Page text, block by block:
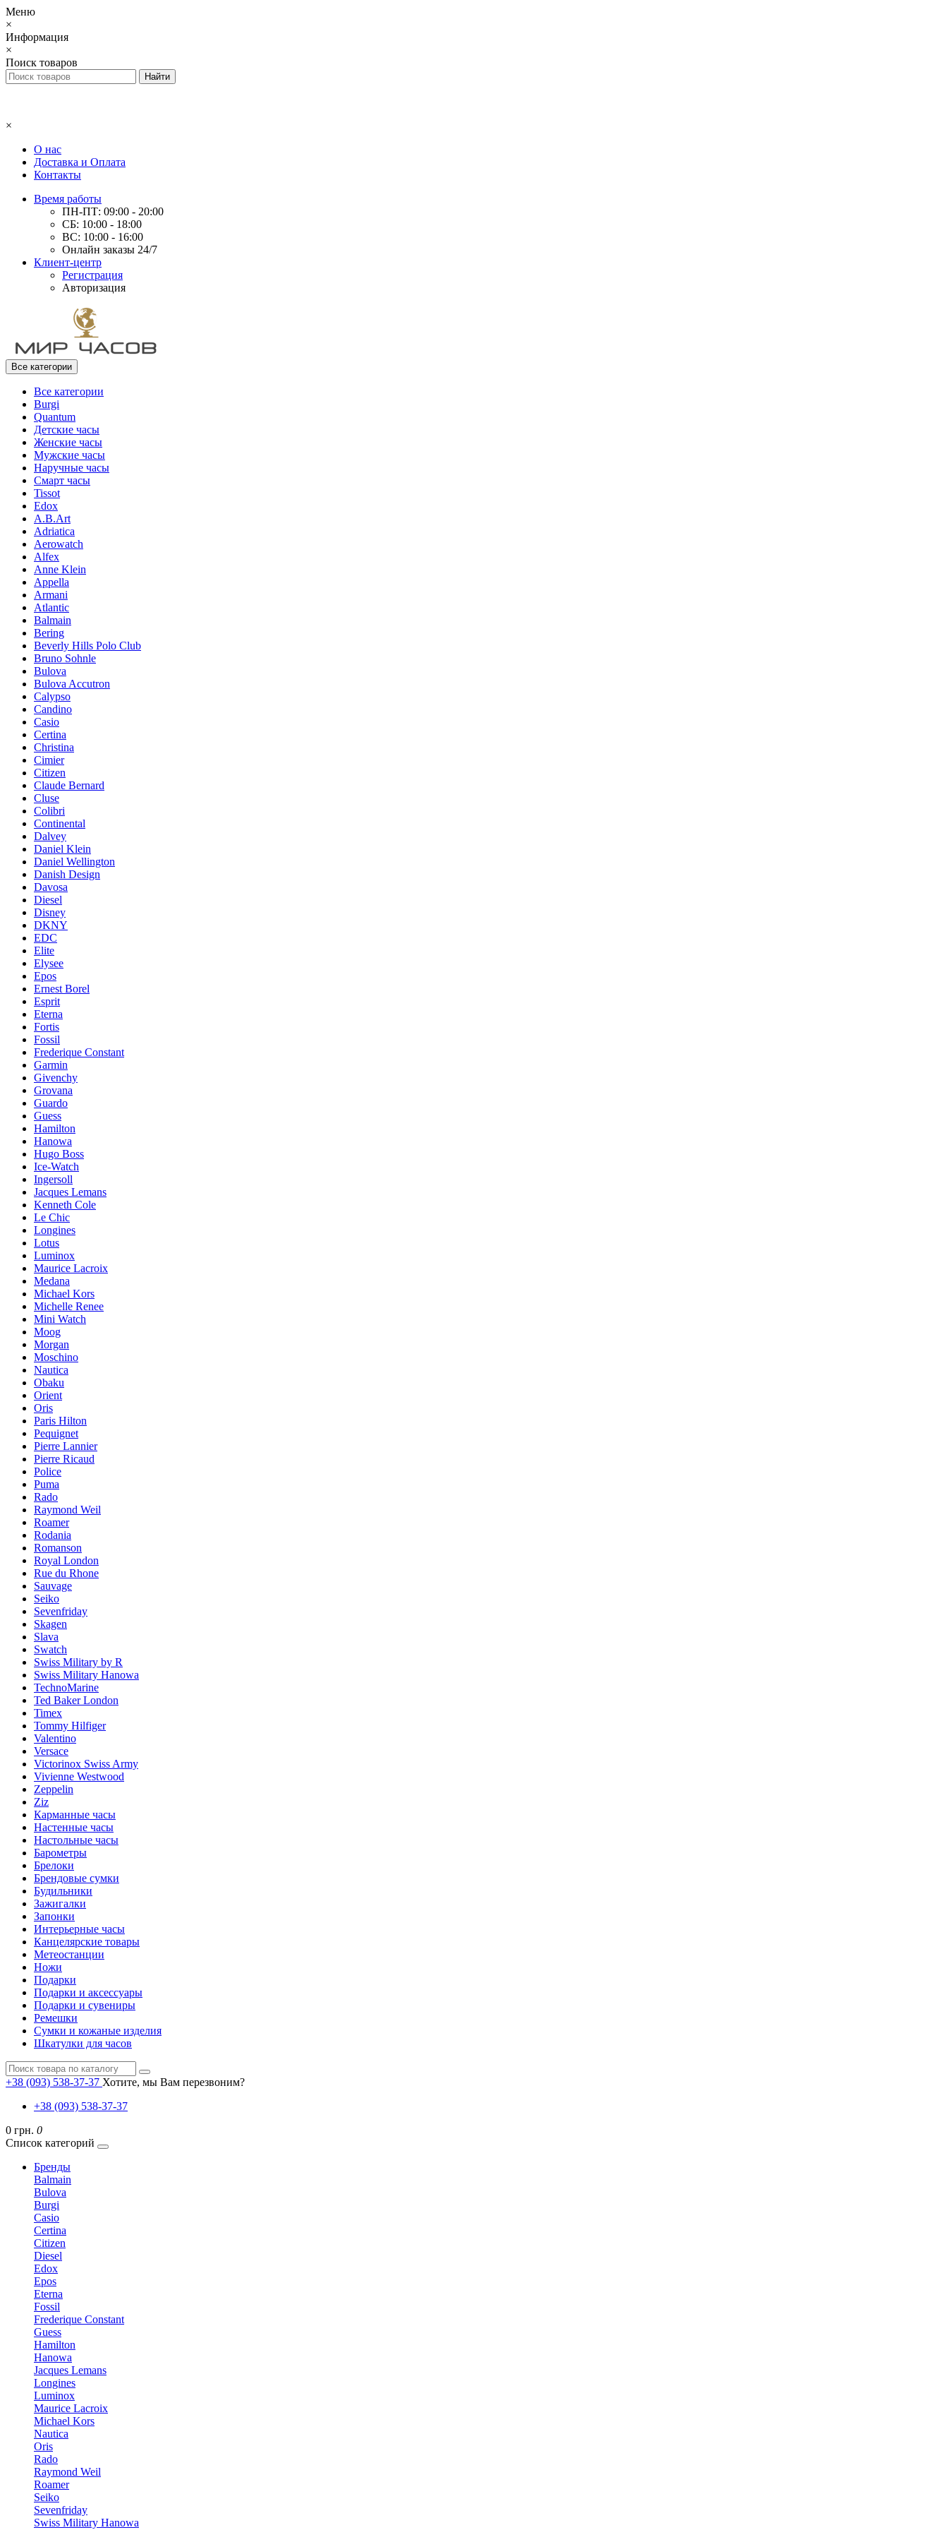
Меню
×
Информация
×
Поиск товаров
×
О нас
Доставка и Оплата
Контакты
Время работы
ПН-ПТ: 09:00 - 20:00
СБ: 10:00 - 18:00
ВС: 10:00 - 16:00
Онлайн заказы 24/7
Клиент-центр
Регистрация
Авторизация
Все категории
Все категории
Burgi
Quantum
Детские часы
Женские часы
Мужские часы
Наручные часы
Смарт часы
Tissot
Edox
A.B.Art
Adriatica
Aerowatch
Alfex
Anne Klein
Appella
Armani
Atlantic
Balmain
Bering
Beverly Hills Polo Club
Bruno Sohnle
Bulova
Bulova Accutron
Calypso
Candino
Casio
Certina
Christina
Cimier
Citizen
Claude Bernard
Cluse
Colibri
Continental
Dalvey
Daniel Klein
Daniel Wellington
Danish Design
Davosa
Diesel
Disney
DKNY
EDC
Elite
Elysee
Epos
Ernest Borel
Esprit
Eterna
Fortis
Fossil
Frederique Constant
Garmin
Givenchy
Grovana
Guardo
Guess
Hamilton
Hanowa
Hugo Boss
Ice-Watch
Ingersoll
Jacques Lemans
Kenneth Cole
Le Chic
Longines
Lotus
Luminox
Maurice Lacroix
Medana
Michael Kors
Michelle Renee
Mini Watch
Moog
Morgan
Moschino
Nautica
Obaku
Orient
Oris
Paris Hilton
Pequignet
Pierre Lannier
Pierre Ricaud
Police
Puma
Rado
Raymond Weil
Roamer
Rodania
Romanson
Royal London
Rue du Rhone
Sauvage
Seiko
Sevenfriday
Skagen
Slava
Swatch
Swiss Military by R
Swiss Military Hanowa
TechnoMarine
Ted Baker London
Timex
Tommy Hilfiger
Valentino
Versace
Victorinox Swiss Army
Vivienne Westwood
Zeppelin
Ziz
Карманные часы
Настенные часы
Настольные часы
Барометры
Брелоки
Брендовые сумки
Будильники
Зажигалки
Запонки
Интерьерные часы
Канцелярские товары
Метеостанции
Ножи
Подарки
Подарки и аксессуары
Подарки и сувениры
Ремешки
Сумки и кожаные изделия
Шкатулки для часов
+38 (093) 538-37-37 Хотите, мы Вам перезвоним?
+38 (093) 538-37-37
0 грн. 0
Список категорий
Бренды
Balmain
Bulova
Burgi
Casio
Certina
Citizen
Diesel
Edox
Epos
Eterna
Fossil
Frederique Constant
Guess
Hamilton
Hanowa
Jacques Lemans
Longines
Luminox
Maurice Lacroix
Michael Kors
Nautica
Oris
Rado
Raymond Weil
Roamer
Seiko
Sevenfriday
Swiss Military Hanowa